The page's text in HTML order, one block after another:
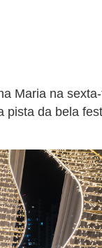
Maria na
pista da bela